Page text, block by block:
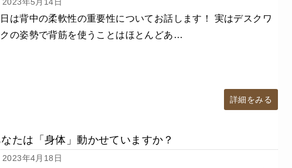
は背中の柔軟性の重要性についてお話します！ 実はデスクワ
の姿勢で背筋を使うことはほとんどあ…
詳細をみる
たは「身体」動かせていますか？
2023年4月18日